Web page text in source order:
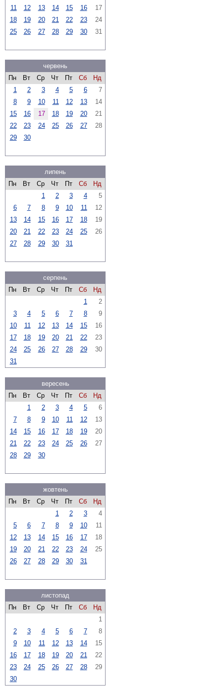
11
12 13 14 15 16
17
18
19 20 21 22 23
24
25
26 27 28 29 30 31
червень
Пн
Вт Ср Чт Пт Сб
Нд
1
2 3 4 5 6
7
8
9 10 11 12 13
14
15
16 17 18 19 20
21
22
23 24 25 26 27
28
29
30
липень
Пн
Вт Ср Чт Пт Сб
Нд
1
2 3 4
5
6
7 8 9 10 11
12
13
14 15 16 17 18
19
20
21 22 23 24 25
26
27
28 29 30 31
серпень
Пн
Вт Ср Чт Пт Сб
Нд
1
2
3
4 5 6 7 8
9
10
11 12 13 14 15
16
17
18 19 20 21 22
23
24
25 26 27 28 29
30
31
вересень
Пн
Вт Ср Чт Пт Сб
Нд
1
2 3 4 5
6
7
8 9 10 11 12
13
14
15 16 17 18 19
20
21
22 23 24 25 26
27
28
29 30
жовтень
Пн
Вт Ср Чт Пт Сб
Нд
1
2 3
4
5
6 7 8 9 10
11
12
13 14 15 16 17
18
19
20 21 22 23 24
25
26
27 28 29 30 31
листопад
Пн
Вт Ср Чт Пт Сб
Нд
1
2
3 4 5 6 7
8
9
10 11 12 13 14
15
16
17 18 19 20 21
22
23
24 25 26 27 28
29
30